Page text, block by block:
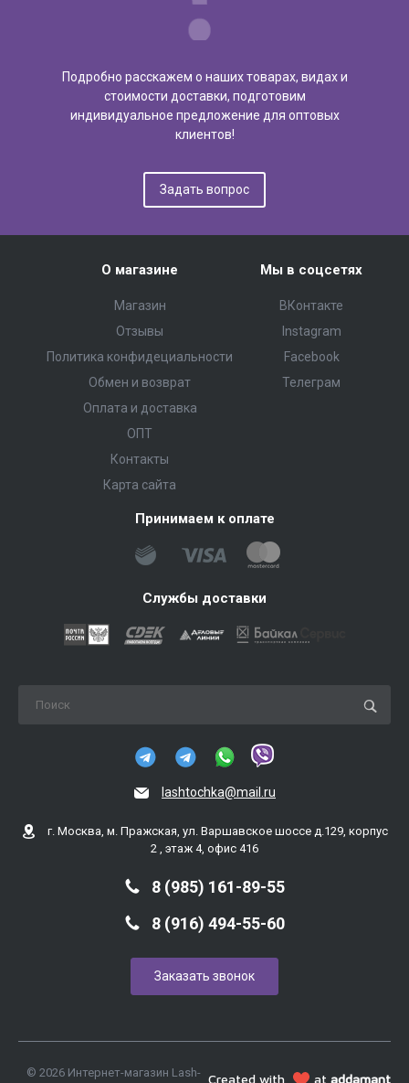
Подробно расскажем о наших товарах, видах и
стоимости доставки, подготовим
индивидуальное предложение для оптовых
клиентов!
Задать вопрос
О магазине
Магазин
Отзывы
Политика конфидециальности
Обмен и возврат
Оплата и доставка
ОПТ
Контакты
Карта сайта
Мы в соцсетях
ВКонтакте
Instagram
Facebook
Телеграм
Принимаем к оплате
Службы доставки
lashtochka@mail.ru
г. Москва, м. Пражская, ул. Варшавское шоссе д.129, корпус
2 , этаж 4, офис 416
8 (985) 161-89-55
8 (916) 494-55-60
Заказать звонок
© 2026 Интернет-магазин Lash- Created with at addamant